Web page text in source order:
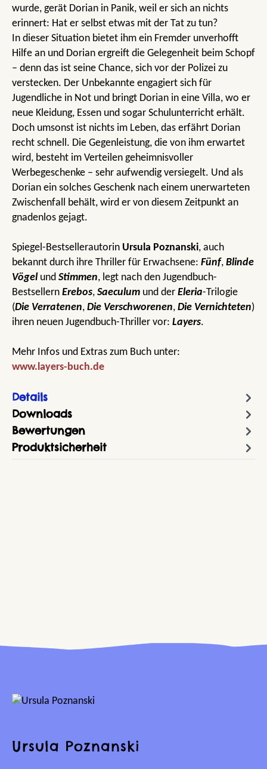
wurde, gerät Dorian in Panik, weil er sich an nichts
erinnert: Hat er selbst etwas mit der Tat zu tun?
In dieser Situation bietet ihm ein Fremder unverhofft
Hilfe an und Dorian ergreift die Gelegenheit beim Schopf
– denn das ist seine Chance, sich vor der Polizei zu
verstecken. Der Unbekannte engagiert sich für
Jugendliche in Not und bringt Dorian in eine Villa, wo er
neue Kleidung, Essen und sogar Schulunterricht erhält.
Doch umsonst ist nichts im Leben, das erfährt Dorian
recht schnell. Die Gegenleistung, die von ihm erwartet
wird, besteht im Verteilen geheimnisvoller
Werbegeschenke – sehr aufwendig versiegelt. Und als
Dorian ein solches Geschenk nach einem unerwarteten
Zwischenfall behält, wird er von diesem Zeitpunkt an
gnadenlos gejagt.
Spiegel-Bestsellerautorin Ursula Poznanski, auch
bekannt durch ihre Thriller für Erwachsene: Fünf, Blinde
Vögelund Stimmen, legt nach den Jugendbuch-
Bestsellern Erebos, Saeculum und der Eleria-Trilogie
(Die Verratenen, Die Verschworenen, Die Vernichteten)
ihren neuen Jugendbuch-Thriller vor: Layers.
Mehr Infos und Extras zum Buch unter:
www.layers-buch.de
Details
Downloads
Bewertungen
Produktsicherheit
Ursula Poznanski